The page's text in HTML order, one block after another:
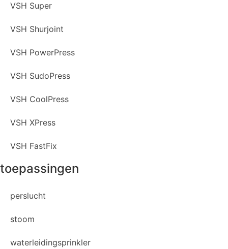
VSH Super
VSH Shurjoint
VSH PowerPress
VSH SudoPress
VSH CoolPress
VSH XPress
VSH FastFix
toepassingen
perslucht
stoom
waterleidingsprinkler